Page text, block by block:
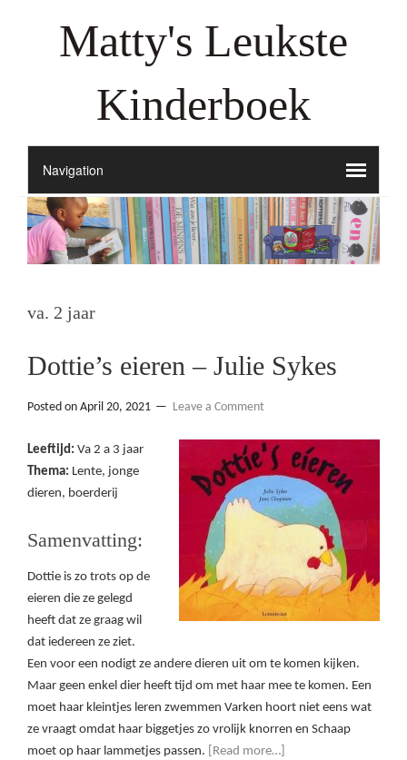
Matty's Leukste
Kinderboek
va. 2 jaar
Dottie’s eieren – Julie Sykes
Posted on April 20, 2021 Leave a Comment
Leeftijd: Va 2 a 3 jaar
Thema: Lente, jonge
dieren, boerderij
Samenvatting:
Dottie is zo trots op de
eieren die ze gelegd
heeft dat ze graag wil
dat iedereen ze ziet.
Een voor een nodigt ze andere dieren uit om te komen kijken.
Maar geen enkel dier heeft tijd om met haar mee te komen. Een
moet haar kleintjes leren zwemmen Varken hoort niet eens wat
ze vraagt omdat haar biggetjes zo vrolijk knorren en Schaap
moet op haar lammetjes passen.
[Read more…]